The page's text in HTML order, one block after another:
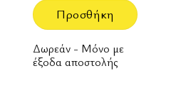
Προσθήκη
Δωρεάν - Μόνο με
έξοδα αποστολής